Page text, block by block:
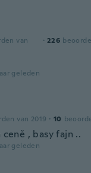
van
· 226
geleden
van 2019 · 10
, basy fajn ..
geleden